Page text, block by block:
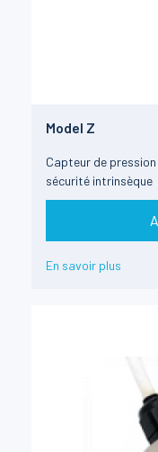
Model Z
Capteur de
sécurité intrinsèque
En savoir plus